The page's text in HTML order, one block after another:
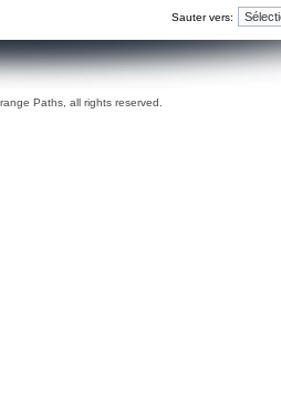
Sauter vers:
Paths, all rights reserved.